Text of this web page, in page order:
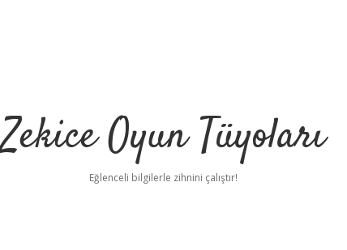
Zekice Oyun Tüyoları
Eğlenceli bilgilerle zihnini çalıştır!